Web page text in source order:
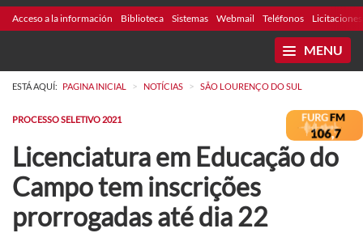
Acceso a la información Biblioteca Sistemas Webmail Teléfonos Licitaciones
MENU
ESTÁ AQUÍ: PAGINA INICIAL > NOTÍCIAS > SÃO LOURENÇO DO SUL
PROCESSO SELETIVO 2021
Licenciatura em Educação do
Campo tem inscrições
prorrogadas até dia 22